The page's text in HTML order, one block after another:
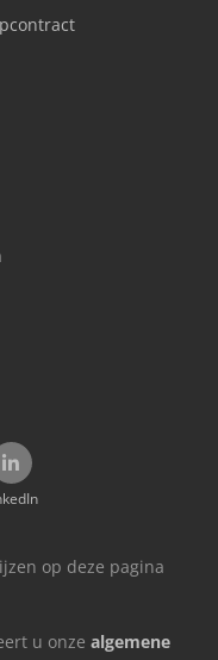
op deze pagina
u onze algemene